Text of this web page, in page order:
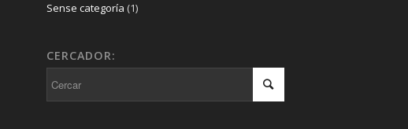
Sense categoría (1)
CERCADOR: